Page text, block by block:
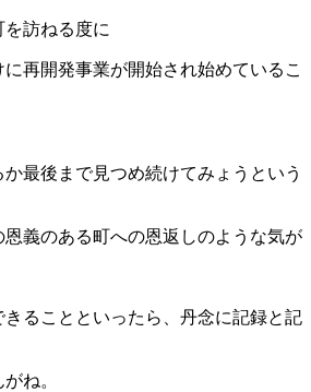
を訪ねる度に
再開発事業が開始され始めているこ
最後まで見つめ続けてみょうという
義のある町への恩返しのような気が
ることといったら、丹念に記録と記
ね。